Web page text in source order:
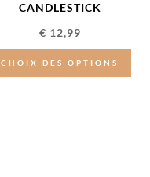
CANDLESTICK
€ 12,99
CHOIX DES OPTIONS